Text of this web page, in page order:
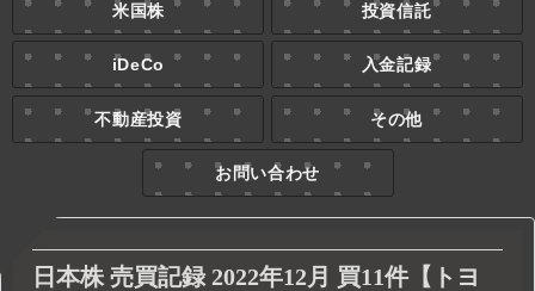
米国株 投資信託
iDeCo 入金記録
不動産投資 その他
お問い合わせ
日本株 売買記録 2022年12月 買11件【トヨ